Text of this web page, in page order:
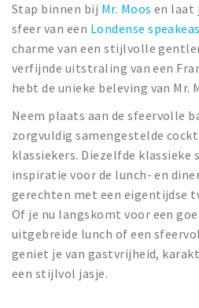
Uitjes & activiteiten
Toeristische routes
Natuurgebieden
Baroniepoorten
Sport
Privacy
Inloggen
Stap binnen bij Mr. Moosen laat
sfeer van een Londense
charme van een stijlvolle
verfijnde uitstraling van een
hebt de unieke beleving van Mr.
Neem plaats aan de sfeervolle
zorgvuldig samengestelde
klassiekers. Diezelfde klassieke
inspiratie voor de lunch- en
gerechten met een eigentijdse
Of je nu langskomt voor een
uitgebreide lunch of een
geniet je van gastvrijheid,
een stijlvol jasje.